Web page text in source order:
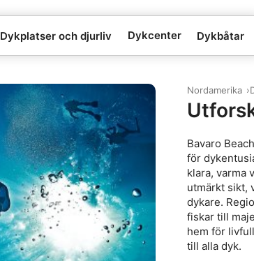
Dykplatser och djurliv Dykcenter Dykbåtar
Nordamerika
Bavaro
för
klara, varma
utmärkt sikt,
dykare.
fiskar till
hem för
till alla dyk.